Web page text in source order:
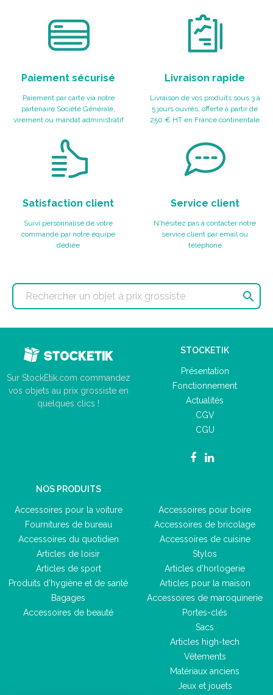
Paiement sécurisé
Paiement par carte via notre
partenaire Société Générale,
virement ou mandat administratif
Livraison rapide
Livraison de vos produits sous 3 à
5 jours ouvrés, offerte à partir de
250 € HT en France continentale
Satisfaction client
Suivi personnalisé de votre
commande par notre équipe
dédiée
Service client
N'hésitez pas à contacter notre
service client par email ou
téléphone

Sur StockEtik.com commandez
vos objets au prix grossiste en
quelques clics !
STOCKETIK
Présentation
Fonctionnement
Actualités
CGV
CGU
NOS PRODUITS
Accessoires pour la voiture
Fournitures de bureau
Accessoires du quotidien
Articles de loisir
Articles de sport
Produits d'hygiène et de santé
Bagages
Accessoires de beauté
Accessoires pour boire
Accessoires de bricolage
Accessoires de cuisine
Stylos
Articles d'horlogerie
Articles pour la maison
Accessoires de maroquinerie
Portes-clés
Sacs
Articles high-tech
Vêtements
Matériaux anciens
Jeux et jouets